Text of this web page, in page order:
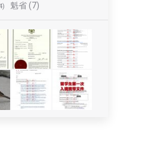
魁省(7)